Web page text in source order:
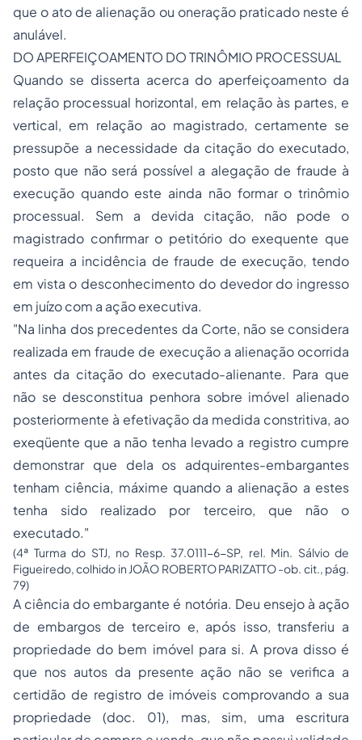
que o ato de alienação ou oneração praticado neste é
anulável.
DO APERFEIÇOAMENTO DO TRINÔMIO PROCESSUAL
Quando se disserta acerca do aperfeiçoamento da
relação processual horizontal, em relação às partes, e
vertical, em relação ao magistrado, certamente se
pressupõe a necessidade da citação do executado,
posto que não será possível a alegação de fraude à
execução quando este ainda não formar o trinômio
processual. Sem a devida citação, não pode o
magistrado confirmar o petitório do exequente que
requeira a incidência de fraude de execução, tendo
em vista o desconhecimento do devedor do ingresso
em juízo com a ação executiva.
"Na linha dos precedentes da Corte, não se considera
realizada em fraude de execução a alienação ocorrida
antes da citação do executado-alienante. Para que
não se desconstitua penhora sobre imóvel alienado
posteriormente à efetivação da medida constritiva, ao
exeqüente que a não tenha levado a registro cumpre
demonstrar que dela os adquirentes-embargantes
tenham ciência, máxime quando a alienação a estes
tenha sido realizado por terceiro, que não o
executado."
(4ª Turma do STJ, no Resp. 37.0111-6-SP, rel. Min. Sálvio de
Figueiredo, colhido in JOÃO ROBERTO PARIZATTO -ob. cit., pág.
79)
A ciência do embargante é notória. Deu ensejo à ação
de embargos de terceiro e, após isso, transferiu a
propriedade do bem imóvel para si. A prova disso é
que nos autos da presente ação não se verifica a
certidão de registro de imóveis comprovando a sua
propriedade (doc. 01), mas, sim, uma escritura